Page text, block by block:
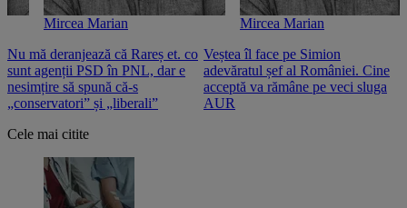
Mircea Marian
Nu mă deranjează că Rareș et. co
sunt agenții PSD în PNL, dar e
nesimțire să spună că-s
„conservatori” și „liberali”
Mircea Marian
Veștea îl face pe Simion
adevăratul șef al României. Cine
acceptă va rămâne pe veci sluga
AUR
Cele mai citite